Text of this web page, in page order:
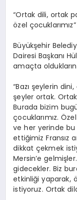
“Ortak dili, ortak
özel çocuklarımız”
Büyükşehir
Dairesi Başkanı
amaçta
“Bazı şeylerin
şeyler ortak.
Burada bizim
çocuklarımız.
ve her yerinde bu
ettiğimiz Fransız
dikkat çekmek
Mersin’e
gidecekler. Biz
etkinliği yaparak,
istiyoruz. Ortak